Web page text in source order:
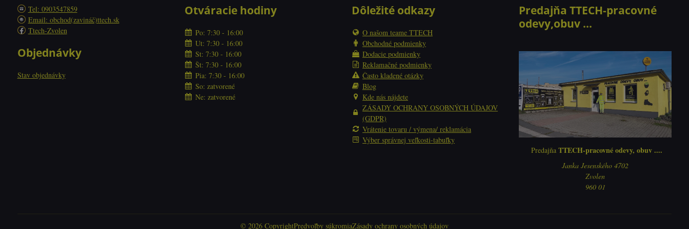
Tel: 0903547859
Email: obchod(zavináč)ttech.sk
Ttech-Zvolen
Objednávky
Stav objednávky
Otváracie hodiny
Po: 7:30 - 16:00
Ut: 7:30 - 16:00
St: 7:30 - 16:00
Št: 7:30 - 16:00
Pia: 7:30 - 16:00
So: zatvorené
Ne: zatvorené
Dôležité odkazy
O našom teame TTECH
Obchodné podmienky
Dodacie podmienky
Reklamačné podmienky
Často kladené otázky
Blog
Kde nás nájdete
ZÁSADY OCHRANY OSOBNÝCH ÚDAJOV
(GDPR)
Vrátenie tovaru / výmena/ reklamácia
Výber správnej veľkosti-tabuľky
Predajňa TTECH-pracovné
odevy,obuv ...
Predajňa TTECH-pracovné odevy, obuv ....
Janka Jesenského 4702
Zvolen
960 01
© 2026CopyrightPredvoľby súkromiaZásady ochrany osobných údajov